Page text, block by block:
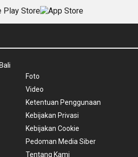
Foto
Video
Ketentuan Penggunaan
Kebijakan Privasi
Kebijakan Cookie
Pedoman Media Siber
Tentang Kami